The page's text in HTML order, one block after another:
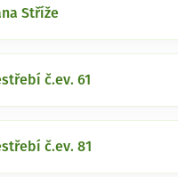
Stříže
č.ev. 61
č.ev. 81